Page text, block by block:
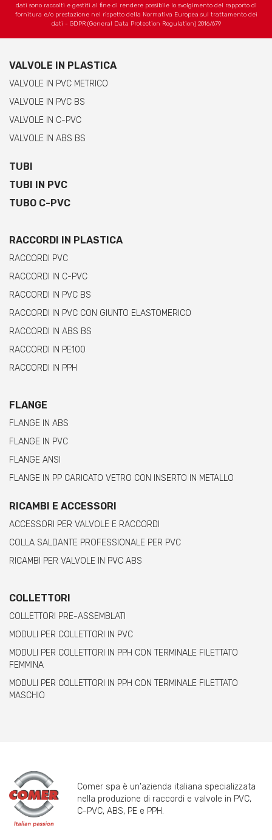
dati sono raccolti e gestiti al fine di rendere possibile lo svolgimento del rapporto di
fornitura e/o prestazione nel rispetto della Normativa Europea sul trattamento dei
dati - GDPR (General Data Protection Regulation) 2016/679
VALVOLE IN PLASTICA
VALVOLE IN PVC METRICO
VALVOLE IN PVC BS
VALVOLE IN C-PVC
VALVOLE IN ABS BS
TUBI
TUBI IN PVC
TUBO C-PVC
RACCORDI IN PLASTICA
RACCORDI PVC
RACCORDI IN C-PVC
RACCORDI IN PVC BS
RACCORDI IN PVC CON GIUNTO ELASTOMERICO
RACCORDI IN ABS BS
RACCORDI IN PE100
RACCORDI IN PPH
FLANGE
FLANGE IN ABS
FLANGE IN PVC
FLANGE ANSI
FLANGE IN PP CARICATO VETRO CON INSERTO IN METALLO
RICAMBI E ACCESSORI
ACCESSORI PER VALVOLE E RACCORDI
COLLA SALDANTE PROFESSIONALE PER PVC
RICAMBI PER VALVOLE IN PVC ABS
COLLETTORI
COLLETTORI PRE-ASSEMBLATI
MODULI PER COLLETTORI IN PVC
MODULI PER COLLETTORI IN PPH CON TERMINALE FILETTATO
FEMMINA
MODULI PER COLLETTORI IN PPH CON TERMINALE FILETTATO
MASCHIO
Comer spa è un'azienda italiana specializzata
nella produzione di raccordi e valvole in PVC,
C-PVC, ABS, PE e PPH.